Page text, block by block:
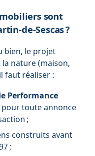
sont
de-Sescas ?
bien, le projet
nature (maison,
faut réaliser :
Performance
toute annonce
;
construits avant
;